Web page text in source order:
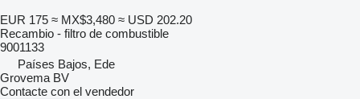
EUR 175 ≈ MX$3,480 ≈ USD 202.20
Recambio - filtro de combustible
9001133
Países Bajos, Ede
Grovema BV
Contacte con el vendedor